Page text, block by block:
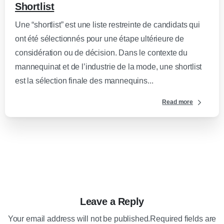
Shortlist
Une “shortlist” est une liste restreinte de candidats qui
ont été sélectionnés pour une étape ultérieure de
considération ou de décision. Dans le contexte du
mannequinat et de l’industrie de la mode, une shortlist
est la sélection finale des mannequins...
Read more
Leave a Reply
Your email address will not be published.Required fields are